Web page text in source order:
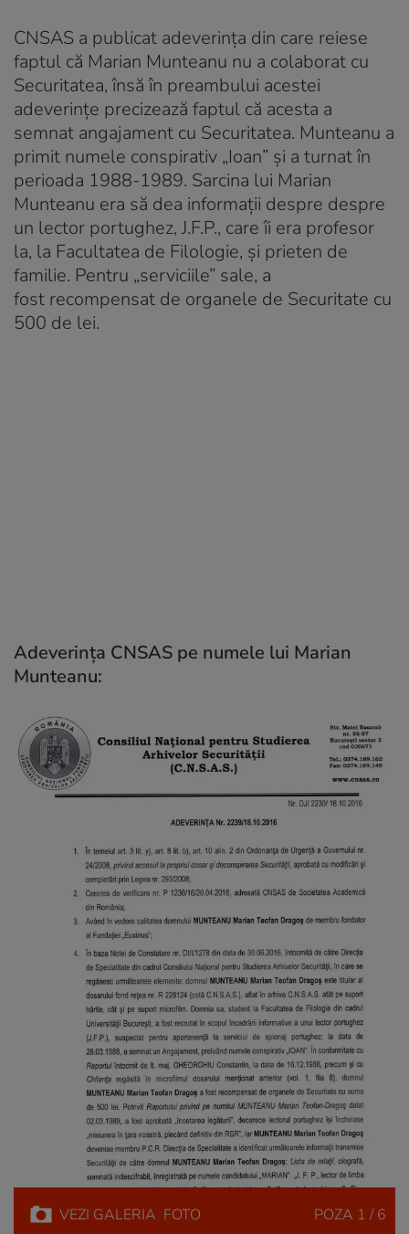
CNSAS a publicat adeverința din care reiese
faptul că Marian Munteanu nu a colaborat cu
Securitatea, însă în preambului acestei
adeverințe precizează faptul că acesta a
semnat angajament cu Securitatea. Munteanu a
primit numele conspirativ „Ioan” și a turnat în
perioada 1988-1989. Sarcina lui Marian
Munteanu era să dea informații despre despre
un lector portughez, J.F.P., care îi era profesor
la, la Facultatea de Filologie, și prieten de
familie. Pentru „serviciile” sale, a
fost recompensat de organele de Securitate cu
500 de lei.
Adeverința CNSAS pe numele lui Marian
Munteanu:
VEZI GALERIA FOTO POZA 1 / 6